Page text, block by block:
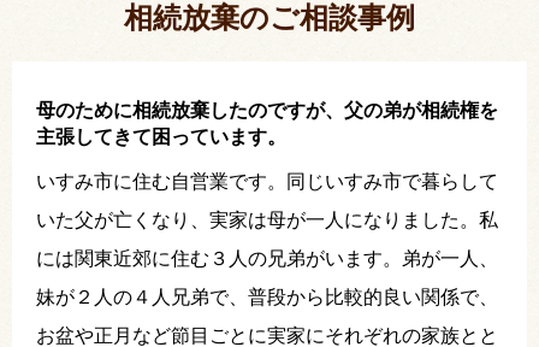
相続放棄のご相談事例
母のために相続放棄したのですが、父の弟が相続権を
主張してきて困っています。
いすみ市に住む自営業です。同じいすみ市で暮らして
いた父が亡くなり、実家は母が一人になりました。私
には関東近郊に住む３人の兄弟がいます。弟が一人、
妹が２人の４人兄弟で、普段から比較的良い関係で、
お盆や正月など節目ごとに実家にそれぞれの家族とと